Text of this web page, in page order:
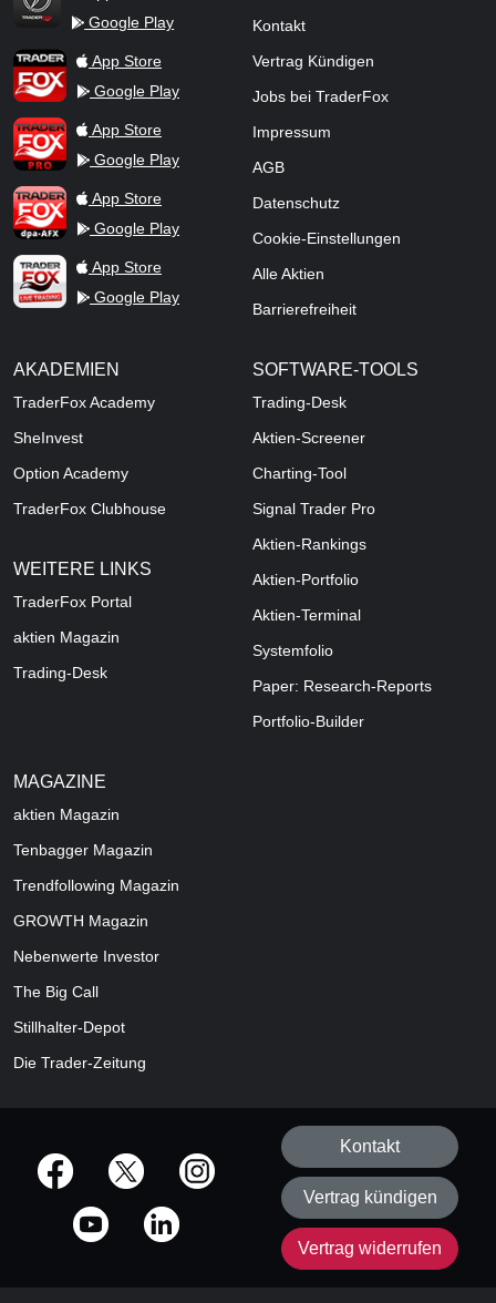
TraderFox Flash
Google Play
TraderFox AppApp Store
Google Play
TraderFox ProApp Store
Google Play
TraderFox dpa-AFX ProFeed
App Store
Google Play
TraderFox Live Trading
App Store
Google Play
Kontakt
Vertrag Kündigen
Jobs bei TraderFox
Impressum
AGB
Datenschutz
Cookie-Einstellungen
Alle Aktien
Barrierefreiheit
AKADEMIEN
TraderFox Academy
SheInvest
Option Academy
TraderFox Clubhouse
WEITERE LINKS
TraderFox Portal
aktien Magazin
Trading-Desk
SOFTWARE-TOOLS
Trading-Desk
Aktien-Screener
Charting-Tool
Signal Trader Pro
Aktien-Rankings
Aktien-Portfolio
Aktien-Terminal
Systemfolio
Paper: Research-Reports
Portfolio-Builder
MAGAZINE
aktien Magazin
Tenbagger Magazin
Trendfollowing Magazin
GROWTH Magazin
Nebenwerte Investor
The Big Call
Stillhalter-Depot
Die Trader-Zeitung
offizielle Social Media-Accounts
Kontakt
Vertrag kündigen
Vertrag widerrufen